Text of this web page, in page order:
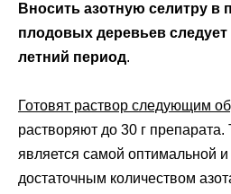
Вносить азотную селитру в
плодовых деревьев следует
летний период.
Готовят раствор следующим
растворяют до 30 г препарата.
является самой оптимальной
достаточным количеством